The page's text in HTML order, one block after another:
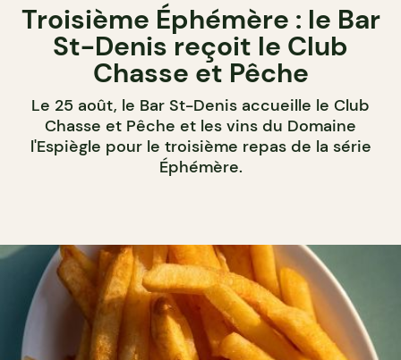
Troisième Éphémère : le Bar
St-Denis reçoit le Club
Chasse et Pêche
Le 25 août, le Bar St-Denis accueille le Club
Chasse et Pêche et les vins du Domaine
l'Espiègle pour le troisième repas de la série
Éphémère.